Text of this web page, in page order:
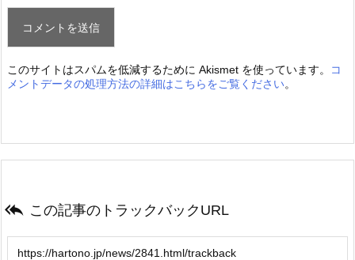
このサイトはスパムを低減するために Akismet を使っています。
コ
メントデータの処理方法の詳細はこちらをご覧ください。
 この記事のトラックバックURL